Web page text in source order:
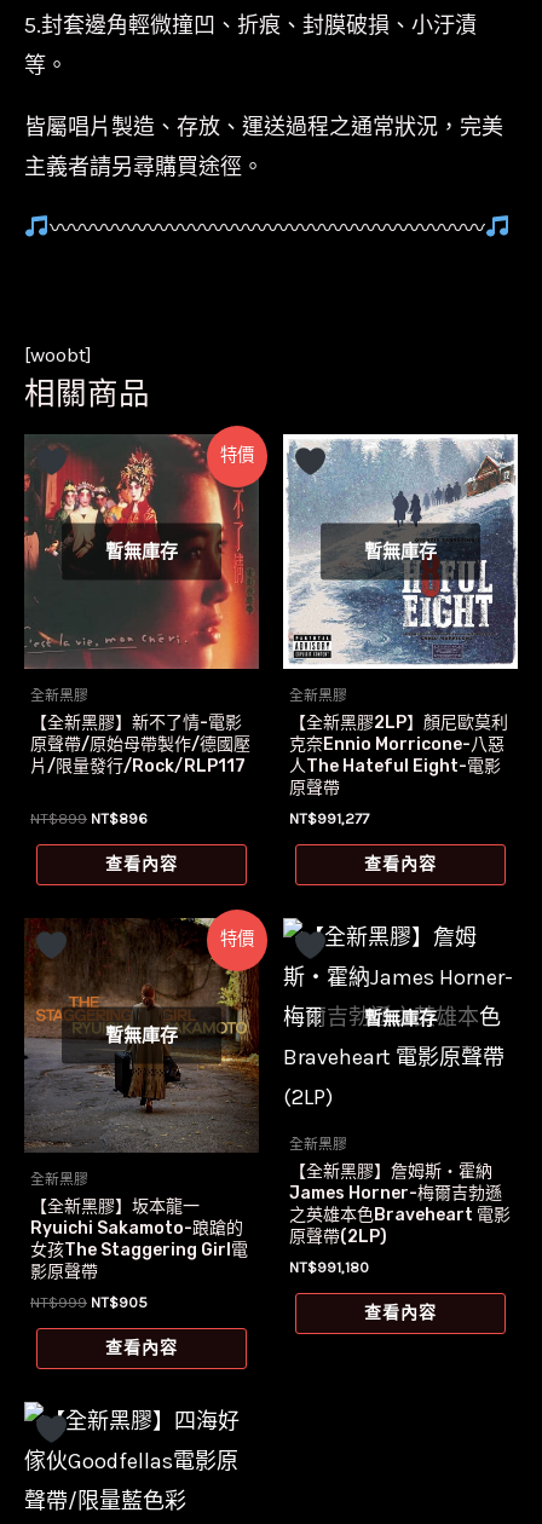
5.封套邊角輕微撞凹、折痕、封膜破損、小汙漬
等。
皆屬唱片製造、存放、運送過程之通常狀況，完美
主義者請另尋購買途徑。
〰〰〰〰〰〰〰〰〰〰〰〰〰〰〰〰〰〰〰〰
[woobt]
相關商品
特價
暫無庫存
全新黑膠
【全新黑膠】新不了情-電影
原聲帶/原始母帶製作/德國壓
片/限量發行/Rock/RLP117
NT$899 原
格：
NT$896目
價
格：
查看內容
暫無庫存
全新黑膠
【全新黑膠2LP】顏尼歐莫利
克奈Ennio Morricone-八惡
人The Hateful Eight-電影
原聲帶
NT$991,277
查看內容
特價
暫無庫存
全新黑膠
【全新黑膠】坂本龍一
Ryuichi Sakamoto-踉蹌的
女孩The Staggering Girl電
影原聲帶
NT$999 原
格：
NT$905目
價
格：
查看內容
暫無庫存
全新黑膠
【全新黑膠】詹姆斯‧霍納
James Horner-梅爾吉勃遜
之英雄本色Braveheart 電影
原聲帶(2LP)
NT$991,180
查看內容